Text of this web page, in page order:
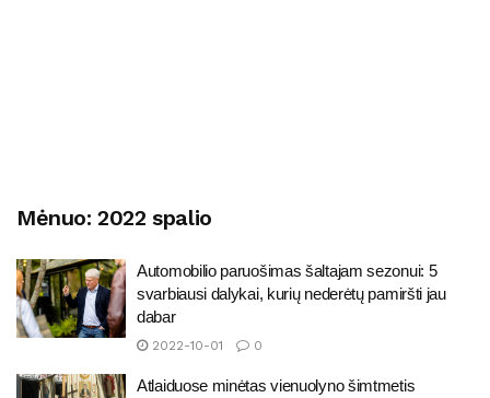
Mėnuo:2022 spalio
Automobilio paruošimas šaltajam sezonui: 5
svarbiausi dalykai, kurių nederėtų pamiršti jau
dabar
2022-10-01 0
Atlaiduose minėtas vienuolyno šimtmetis